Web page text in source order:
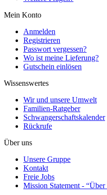
Mein Konto
Anmelden
Registrieren
Passwort vergessen?
Wo ist meine Lieferung?
Gutschein einlösen
Wissenswertes
Wir und unsere Umwelt
Familien-Ratgeber
Schwangerschaftskalender
Rückrufe
Über uns
Unsere Gruppe
Kontakt
Freie Jobs
Mission Statement - “Über